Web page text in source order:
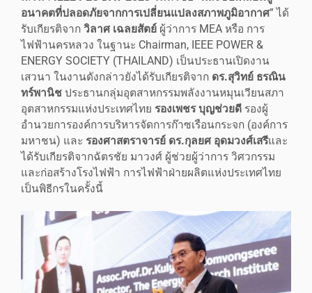
อนาคตที่ปลอดภัยจากการเปลี่ยนแปลงสภาพภูมิอากาศ” ได้
รับเกียรติจาก วิลาศ เฉลยสัตย์ ผู้ว่าการ MEA หรือ การ
ไฟฟ้านครหลวง ในฐานะ Chairman, IEEE POWER &
ENERGY SOCIETY (THAILAND) เป็นประธานเปิดงาน
เสวนา ในงานดังกล่าวยังได้รับเกียรติจาก ดร.สุวิทย์ ธรณิน
ทร์พานิช ประธานกลุ่มอุตสาหกรรมพลังงานหมุนเวียนสภา
อุตสาหกรรมแห่งประเทศไทย รองเพชร บุญช่วยดี รองผู้
อำนวยการองค์การบริหารจัดการก๊าซเรือนกระจก (องค์การ
มหาชน) และ รองศาสตราจารย์ ดร.กุลยศ อุดมวงศ์เสรีและ
ได้รับเกียรติจากฉัตรชัย มาวงศ์ ผู้ช่วยผู้ว่าการ วิศวกรรม
และก่อสร้างโรงไฟฟ้า การไฟฟ้าฝ่ายผลิตแห่งประเทศไทย
เป็นพิธีกรในครั้งนี้